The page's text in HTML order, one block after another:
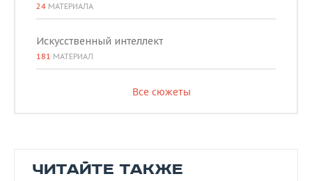
24 МАТЕРИАЛА
Искусственный интеллект
181 МАТЕРИАЛ
Все сюжеты
ЧИТАЙТЕ ТАКЖЕ